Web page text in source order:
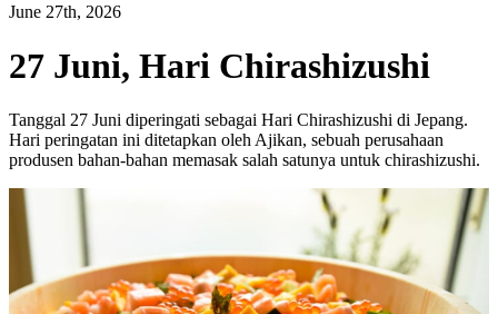
June 27th, 2026
27 Juni, Hari Chirashizushi
Tanggal 27 Juni diperingati sebagai Hari Chirashizushi di Jepang.
Hari peringatan ini ditetapkan oleh Ajikan, sebuah perusahaan
produsen bahan-bahan memasak salah satunya untuk chirashizushi.